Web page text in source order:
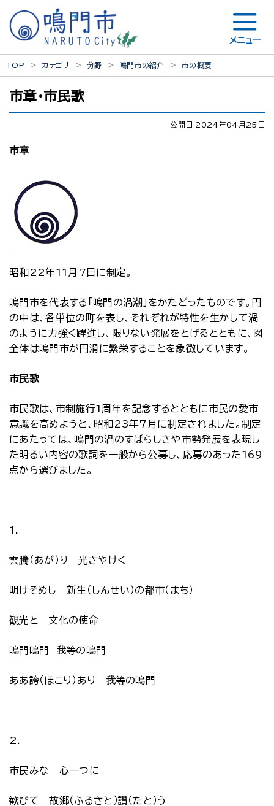
メニュー
TOP カテゴリ 分野 鳴門市の紹介 市の概要
市章・市民歌
公開日 2024年04月25日
市章
昭和22年11月7日に制定。
鳴門市を代表する「鳴門の渦潮」をかたどったものです。円
の中は、各単位の町を表し、それぞれが特性を生かして渦
のように力強く躍進し、限りない発展をとげるとともに、図
全体は鳴門市が円滑に繁栄することを象徴しています。
市民歌
市民歌は、市制施行1周年を記念するとともに市民の愛市
意識を高めようと、昭和23年7月に制定されました。制定
にあたっては、鳴門の渦のすばらしさや市勢発展を表現し
た明るい内容の歌詞を一般から公募し、応募のあった169
点から選びました。
1.
雲騰（あが）り 光さやけく
明けそめし 新生（しんせい）の都市（まち）
観光と 文化の使命
鳴門鳴門 我等の鳴門
ああ誇（ほこり）あり 我等の鳴門
2.
市民みな 心一つに
歓びて 故郷（ふるさと）讃（たと）う